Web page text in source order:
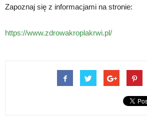
Zapoznaj się z informacjami na stronie:
https://www.zdrowakroplakrwi.pl/